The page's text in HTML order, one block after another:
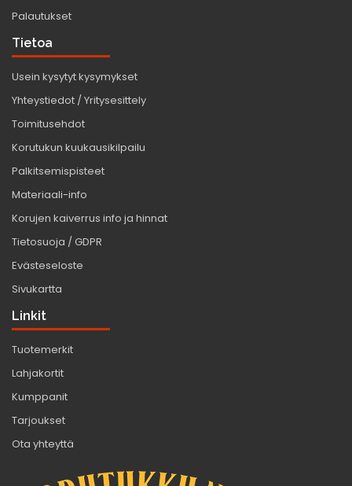
Palautukset
Tietoa
Usein kysytyt kysymykset
Yhteystiedot / Yritysesittely
Toimitusehdot
Korutukun kuukausikilpailu
Palkitsemispisteet
Materiaali-info
Korujen kaiverrus info ja hinnat
Tietosuoja / GDPR
Evästeseloste
Sivukartta
Linkit
Tuotemerkit
Lahjakortit
Kumppanit
Tarjoukset
Ota yhteyttä